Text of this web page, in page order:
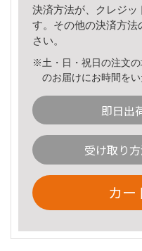
決済方法が、クレジッ
す。その他の決済方法
さい。
※土・日・祝日の注文
のお届けにお時間を
即日出
受け取り
カー